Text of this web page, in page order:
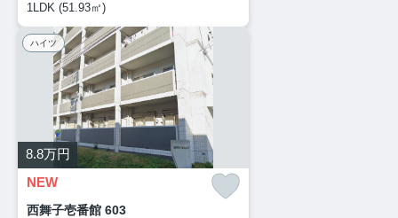
1LDK (51.93㎡)
ハイツ
8.8万円
NEW
西舞子壱番館 603